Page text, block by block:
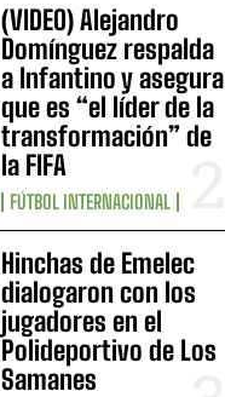
(VIDEO) Alejandro
Domínguez respalda
a Infantino y asegura
que es “el líder de la
transformación” de
la FIFA
FÚTBOL INTERNACIONAL
Hinchas de Emelec
dialogaron con los
jugadores en el
Polideportivo de Los
Samanes